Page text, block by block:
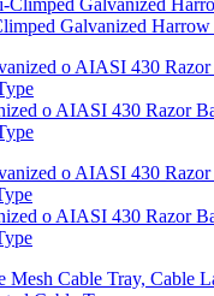
Galvanized Harrow
o AIASI 430 Razor
o AIASI 430 Razor